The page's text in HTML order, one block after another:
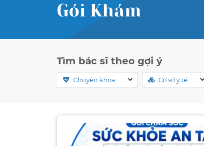
Gói Khám
Tìm bác sĩ theo gợi ý
Chuyên khoa Cơ sở y tế